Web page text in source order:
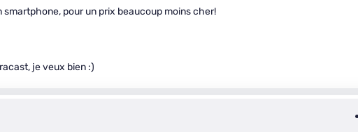
smartphone, pour un prix beaucoup moins cher!
je veux bien :)